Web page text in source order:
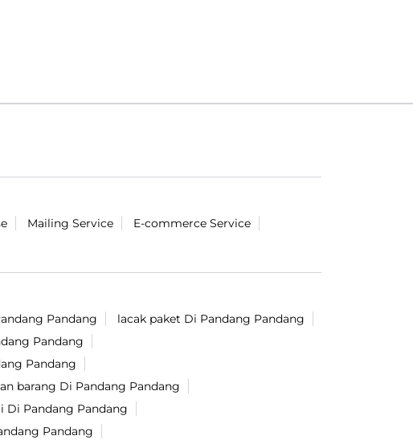
Mailing Service
E-commerce Service
Pandang
lacak paket Di Pandang Pandang
Pandang
Pandang
barang Di Pandang Pandang
Di Pandang Pandang
Pandang